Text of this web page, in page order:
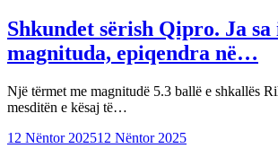
Shkundet sërish Qipro. Ja sa
magnituda, epiqendra në…
Një tërmet me magnitudë 5.3 ballë e shkallës
mesditën e kësaj të…
12 Nëntor 202512 Nëntor 2025